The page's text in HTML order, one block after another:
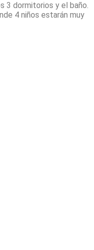
3 dormitorios y el baño.
4 niños estarán muy